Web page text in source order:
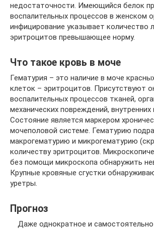
недостаточности. Имеющийся белок
воспалительных процессов в женском
инфицирование указывает количество
эритроцитов превышающее норму.
Что такое кровь в моче
Гематурия – это наличие в моче
клеток – эритроцитов. Присутствуют
воспалительных процессов тканей,
механических повреждений, внутренних
Состояние является маркером
мочеполовой системе. Гематурию
макрогематурию и микрогематурию
количеству эритроцитов.
без помощи микроскопа обнаружить
Крупные кровяные сгустки
уретры.
Прогноз
Даже однократное и